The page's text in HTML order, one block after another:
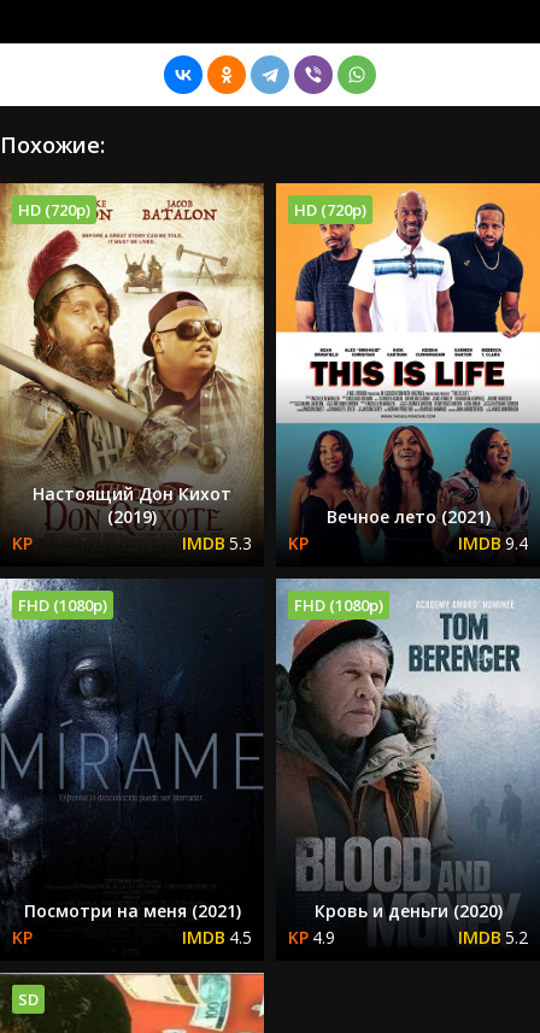
Похожие:
HD (720p)
Настоящий Дон Кихот
(2019)
5.3
HD (720p)
Вечное лето (2021)
9.4
FHD (1080p)
Посмотри на меня (2021)
4.5
FHD (1080p)
Кровь и деньги (2020)
4.9
5.2
SD